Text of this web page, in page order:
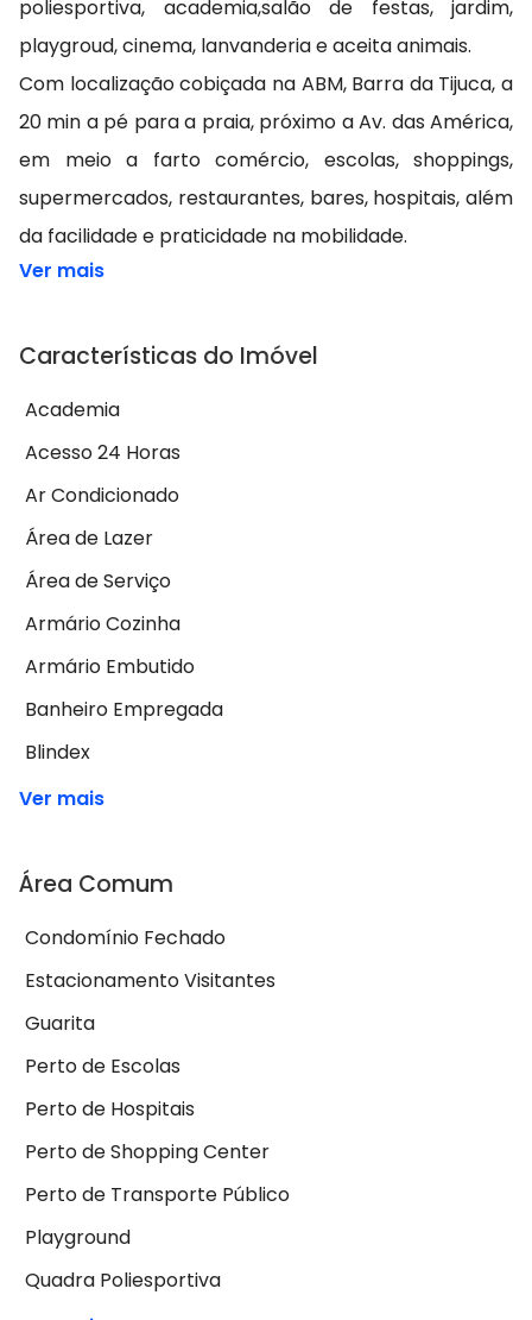
poliesportiva, academia,salão de festas, jardim,
playgroud, cinema, lanvanderia e aceita animais.
Com localização cobiçada na ABM, Barra da Tijuca, a
20 min a pé para a praia, próximo a Av. das América,
em meio a farto comércio, escolas, shoppings,
supermercados, restaurantes, bares, hospitais, além
da facilidade e praticidade na mobilidade.
Ver mais
Características do Imóvel
Academia
Acesso 24 Horas
Ar Condicionado
Área de Lazer
Área de Serviço
Armário Cozinha
Armário Embutido
Banheiro Empregada
Blindex
Ver mais
Área Comum
Condomínio Fechado
Estacionamento Visitantes
Guarita
Perto de Escolas
Perto de Hospitais
Perto de Shopping Center
Perto de Transporte Público
Playground
Quadra Poliesportiva